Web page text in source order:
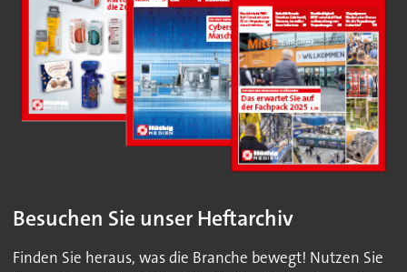
Besuchen Sie unser Heftarchiv
Finden Sie heraus, was die Branche bewegt! Nutzen Sie